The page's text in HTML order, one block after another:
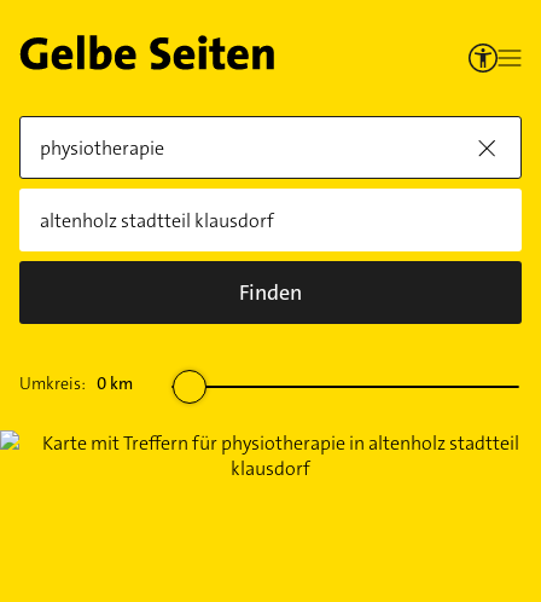
Finden
Umkreis: 0 km